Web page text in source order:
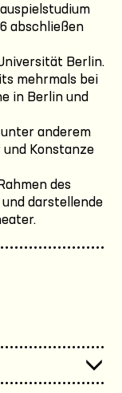
abschließen
Berlin.
mehrmals bei
in Berlin und
anderem
und Konstanze
des
darstellende